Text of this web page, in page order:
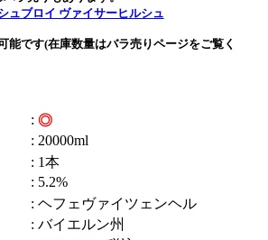
ュブロイ ヴァイサーヒルシュ
能です(在庫数量はバラ売りページをご覧く
: ◎
: 20000ml
: 1本
: 5.2%
: ヘフェヴァイツェンヘル
: バイエルン州